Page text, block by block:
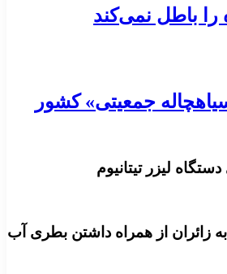
را باطل نمی‌کند
جمعیتی» کشور
لیزر تیتانیوم
زائران از همراه داشتن بطری آب